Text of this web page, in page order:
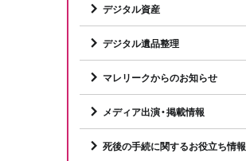
デジタル資産
デジタル遺品整理
マレリークからのお知らせ
メディア出演・掲載情報
死後の手続に関するお役立ち情報